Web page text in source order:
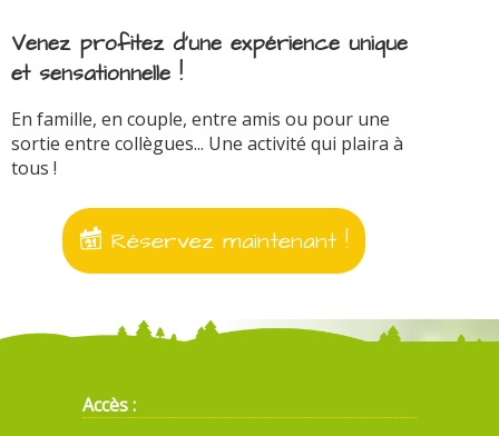
Venez profitez d'une expérience unique
et sensationnelle !
En famille, en couple, entre amis ou pour une
sortie entre collègues... Une activité qui plaira à
tous !
Réservez maintenant !
Accès :